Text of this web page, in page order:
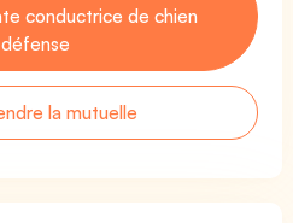
conductrice de chien
la mutuelle